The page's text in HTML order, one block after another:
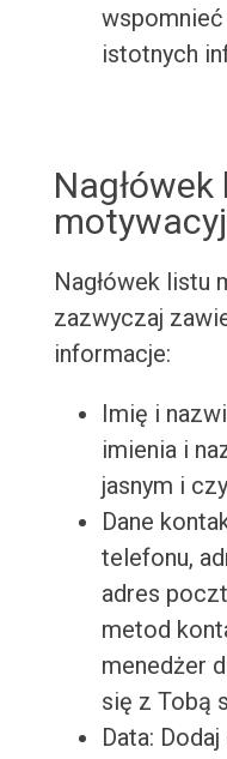
istotnych
Nagłówek
Nagłówek listu
zazwyczaj
informacje:
Imię i
imienia i
jasnym i
Dane
telefonu,
adres
metod
menedżer
się z Tobą
Data: